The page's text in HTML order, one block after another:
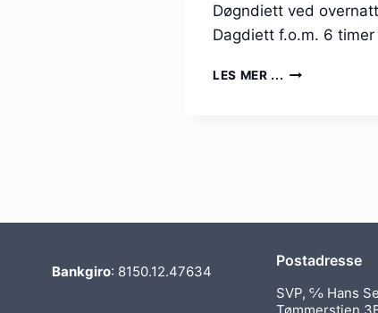
Døgndiett ved
Dagdiett f.o.m. 6
LES MER ... REISEREGNING
Bankgiro: 8150.12.47634
Postadresse
SVP, ℅ Hans